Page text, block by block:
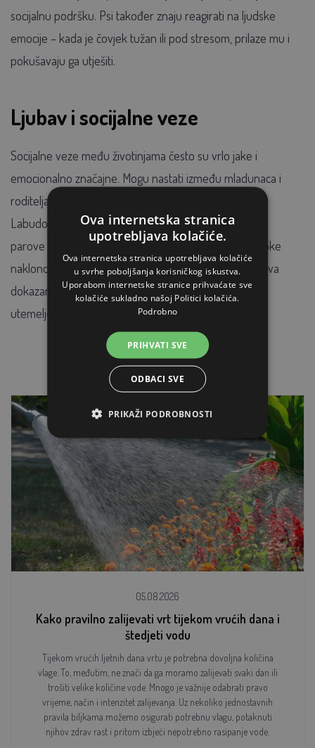
socijalnu podršku. Psi također znaju reagirati na ljudske
emocije – kada je čovjek tužan ili pod stresom, prilaze mu i
pokušavaju ga utješiti.
Ljubav i socijalne veze
Socijalne veze među životinjama često su vrlo jake i
emocionalno značajne. Mogu nastati između mladunaca i
roditelja, partnera, „prijatelja“ ili unutar cijele skupine.
Labudovi i neke druge vrste ptica, primjerice, stvaraju
parove za cijeli život, što upućuje na sposobnost duboke
naklonosti i vjerojatno ljubavi. Kod nekih primata i kitova
dokazana je prisutnost dugotrajnih socijalnih odnosa
utemeljenih na međusobnoj brizi i podršci.
05.08.2026
Kako pravilno zalijevati vrt tijekom vrućih dana i
štedjeti vodu
Tijekom vrućih ljetnih dana vrtu je potrebna dovoljna količina
vlage. To, međutim, ne znači da ga moramo zalijevati svaki dan ili
trošiti velike količine vode. Mnogo je važnije odabrati pravo
vrijeme, način i intenzitet zalijevanja. Uz nekoliko jednostavnih
pravila biljkama možemo osigurati potrebnu vlagu, potaknuti
njihov zdrav rast i pritom izbjeći nepotrebno rasipanje vode.
Ova internetska stranica
upotrebljava kolačiće.
Ova internetska stranica upotrebljava kolačiće
u svrhe poboljšanja korisničkog iskustva.
Uporabom internetske stranice prihvaćate sve
kolačiće sukladno našoj Politici kolačića.
Podrobno
PRIHVATI SVE
ODBACI SVE
PRIKAŽI PODROBNOSTI